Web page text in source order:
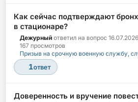
Как сейчас подтверждают
в стационаре?
Дежурный ответил на вопрос 16.07.2026
167 просмотров
Призыв на срочную военную службу,
1ответ
Доверенность и вручение